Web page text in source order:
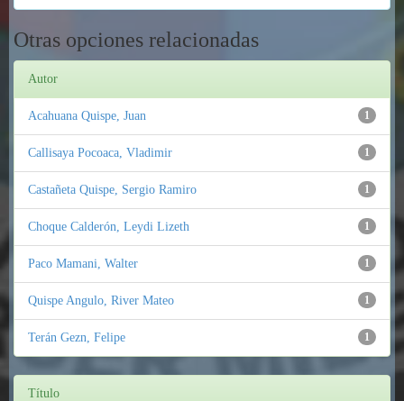
Otras opciones relacionadas
Autor
1
Acahuana Quispe, Juan
1
Callisaya Pocoaca, Vladimir
1
Castañeta Quispe, Sergio Ramiro
1
Choque Calderón, Leydi Lizeth
1
Paco Mamani, Walter
1
Quispe Angulo, River Mateo
1
Terán Gezn, Felipe
Título